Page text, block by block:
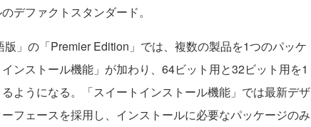
デファクトスタンダード。
」の「Premier Edition」では、複数の製品を1つのパッケ
ンストール機能」が加わり、64ビット用と32ビット用を1
ようになる。「スイートインストール機能」では最新デザ
フェースを採用し、インストールに必要なパッケージのみ